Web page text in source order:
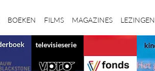
BOEKEN FILMS MAGAZINES LEZINGEN
televisieserie